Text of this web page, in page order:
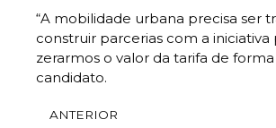
“A mobilidade urbana precisa ser
construir parcerias com a
zerarmos o valor da tarifa de
candidato.
ANTERIOR